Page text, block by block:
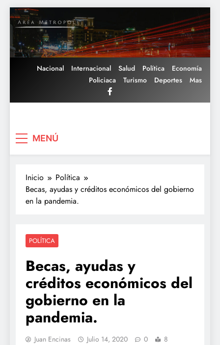
Saltar
al
contenido
Nacional Internacional Salud Política
Economía
Policiaca
Turismo Deportes Mas
MENÚ
Inicio
Política
Becas, ayudas y créditos económicos del gobierno
en la pandemia.
POLÍTICA
Becas, ayudas y
créditos económicos del
gobierno en la
pandemia.
Juan Encinas Julio 14, 2020 0
8